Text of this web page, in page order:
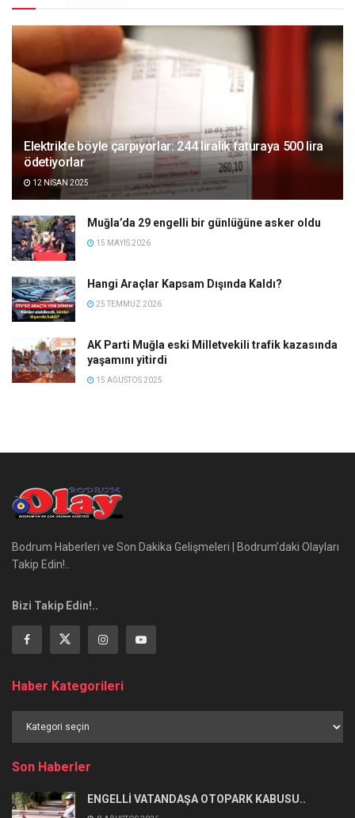
Elektrikte böyle çarpıyorlar: 244 liralık faturaya 500 lira
ödetiyorlar
12 NISAN 2025
Muğla’da 29 engelli bir günlüğüne asker oldu
15 MAYIS 2026
Hangi Araçlar Kapsam Dışında Kaldı?
25 TEMMUZ 2026
AK Parti Muğla eski Milletvekili trafik kazasında
yaşamını yitirdi
15 AĞUSTOS 2025
Bodrum Haberleri ve Son Dakika Gelişmeleri | Bodrum’daki Olayları
Takip Edin!..
Bizi Takip Edin!..
Haber Kategorileri
Kategorileri
Son Haberler
ENGELLİ VATANDAŞA OTOPARK KABUSU..